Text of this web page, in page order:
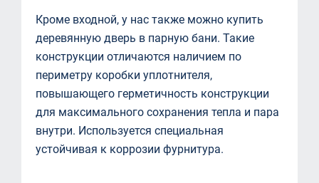
Кроме входной, у нас также можно купить
деревянную дверь в парную бани. Такие
конструкции отличаются наличием по
периметру коробки уплотнителя,
повышающего герметичность конструкции
для максимального сохранения тепла и пара
внутри. Используется специальная
устойчивая к коррозии фурнитура.